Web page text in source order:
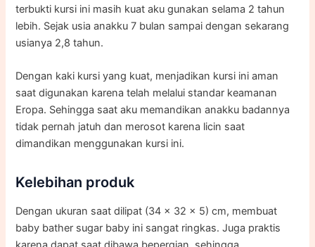
terbukti kursi ini masih kuat aku gunakan selama 2 tahun
lebih. Sejak usia anakku 7 bulan sampai dengan sekarang
usianya 2,8 tahun.
Dengan kaki kursi yang kuat, menjadikan kursi ini aman
saat digunakan karena telah melalui standar keamanan
Eropa. Sehingga saat aku memandikan anakku badannya
tidak pernah jatuh dan merosot karena licin saat
dimandikan menggunakan kursi ini.
Kelebihan produk
Dengan ukuran saat dilipat (34 x 32 x 5) cm, membuat
baby bather sugar baby ini sangat ringkas. Juga praktis